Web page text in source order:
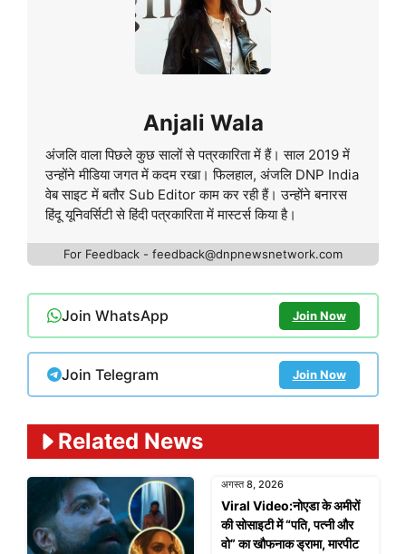
Anjali Wala
अंजलि वाला पिछले कुछ सालों से पत्रकारिता में हैं। साल 2019 में
उन्होंने मीडिया जगत में कदम रखा। फिलहाल, अंजलि DNP India
वेब साइट में बतौर Sub Editor काम कर रही हैं। उन्होंने बनारस
हिंदू यूनिवर्सिटी से हिंदी पत्रकारिता में मास्टर्स किया है।
For Feedback - feedback@dnpnewsnetwork.com
Join WhatsApp Join Now
Join Telegram Join Now
Related News
अगस्त 8, 2026
Viral Video:नोएडा के अमीरों
की सोसाइटी में “पति, पत्नी और
वो” का खौफनाक ड्रामा, मारपीट